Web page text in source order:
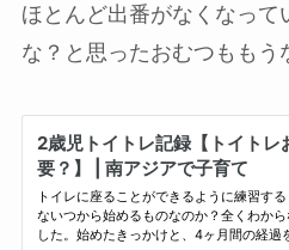
ほとんど出番がなくなって
な？と思ったおむつももう